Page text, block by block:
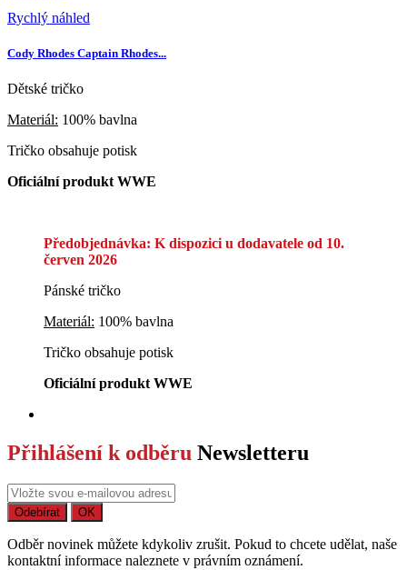
Rychlý náhled
Cody Rhodes Captain Rhodes...
Dětské tričko
Materiál: 100% bavlna
Tričko obsahuje potisk
Oficiální produkt WWE
Předobjednávka: K dispozici u dodavatele od 10.
červen 2026
Pánské tričko
Materiál: 100% bavlna
Tričko obsahuje potisk
Oficiální produkt WWE
Přihlášení k odběru Newsletteru
Odběr novinek můžete kdykoliv zrušit. Pokud to chcete udělat, naše
kontaktní informace naleznete v právním oznámení.